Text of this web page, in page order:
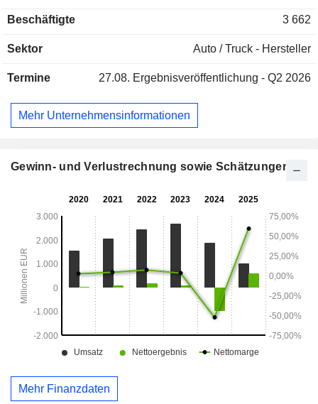
produziert das Unternehmen Komponenten unter der Marke
vertrieben werden.
Beschäftigte 3 662
Sektor Auto / Truck - Hersteller
Termine 27.08. Ergebnisveröffentlichung - Q2 2026
Mehr Unternehmensinformationen
Gewinn- und Verlustrechnung sowie Schätzungen
Mehr Finanzdaten